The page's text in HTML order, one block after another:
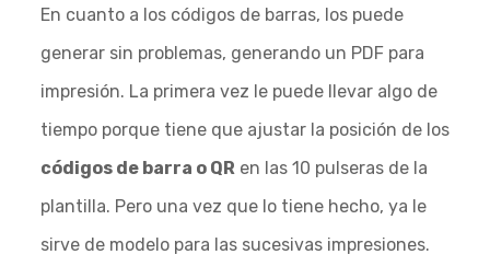
En cuanto a los códigos de barras, los puede
generar sin problemas, generando un PDF para
impresión. La primera vez le puede llevar algo de
tiempo porque tiene que ajustar la posición de los
códigos de barra o QRen las 10 pulseras de la
plantilla. Pero una vez que lo tiene hecho, ya le
sirve de modelo para las sucesivas impresiones.